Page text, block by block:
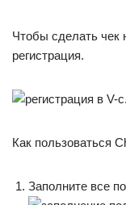
Чтобы сделать чек
регистрация.
Как пользоваться
Заполните все